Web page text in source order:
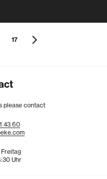
17
please contact
43 60
Uhr